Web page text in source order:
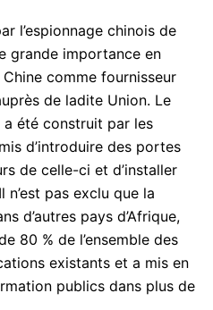
l’espionnage chinois de
grande importance en
comme fournisseur
de ladite Union. Le
a été construit par les
d’introduire des portes
de celle-ci et d’installer
n’est pas exclu que la
d’autres pays d’Afrique,
80 % de l’ensemble des
existants et a mis en
publics dans plus de